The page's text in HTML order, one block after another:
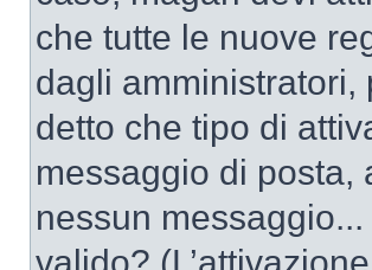
che tutte le nuove
dagli amministratori,
detto che tipo di
messaggio di posta,
nessun